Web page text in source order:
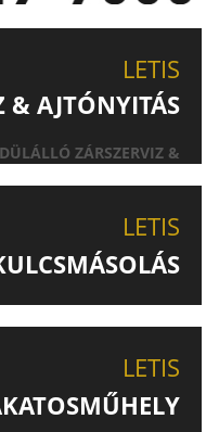
LETIS
& AJTÓNYITÁS
ZÁRSZERVIZ &
LETIS
LETIS